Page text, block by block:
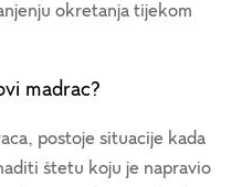
okretanja tijekom
madrac?
postoje situacije kada
štetu koju je napravio